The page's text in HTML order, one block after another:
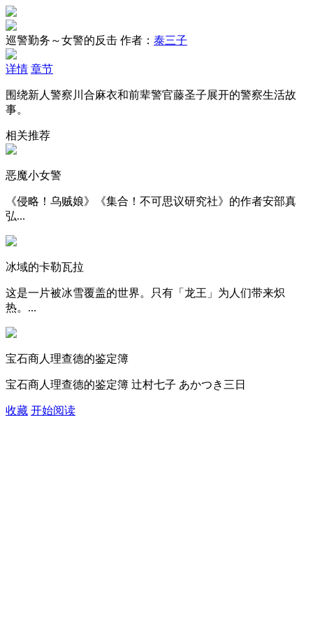
巡警勤务～女警的反击 作者： 泰三子
详情 章节
围绕新人警察川合麻衣和前辈警官藤圣子展开的警察生活故
事。
相关推荐
恶魔小女警
《侵略！乌贼娘》《集合！不可思议研究社》的作者安部真
弘...
冰域的卡勒瓦拉
这是一片被冰雪覆盖的世界。只有「龙王」为人们带来炽
热。...
宝石商人理查德的鉴定簿
宝石商人理查德的鉴定簿 辻村七子 あかつき三日
收藏 开始阅读